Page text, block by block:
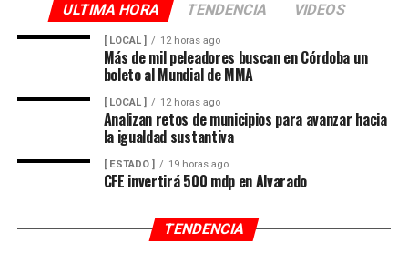
ULTIMA HORA TENDENCIA VIDEOS
[ LOCAL ] 12 horas ago
Más de mil peleadores buscan en Córdoba un
boleto al Mundial de MMA
[ LOCAL ] 12 horas ago
Analizan retos de municipios para avanzar hacia
la igualdad sustantiva
[ ESTADO ] 19 horas ago
CFE invertirá 500 mdp en Alvarado
TENDENCIA